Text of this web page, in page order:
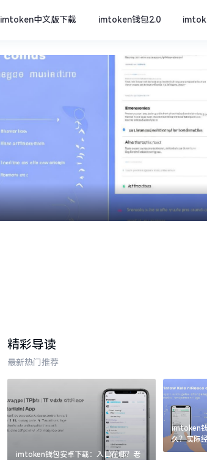
imtoken中文版下载 imtoken钱包2.0
精彩导读
最新热门推荐
imtoken钱包安卓下载：入口在哪？老
imtoken
久？实际